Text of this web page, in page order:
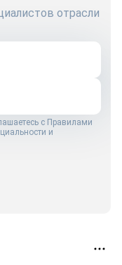
отрасли
с Правилами
и